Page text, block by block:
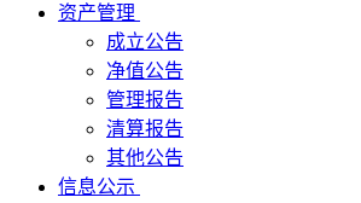
资产管理
成立公告
净值公告
管理报告
清算报告
其他公告
信息公示